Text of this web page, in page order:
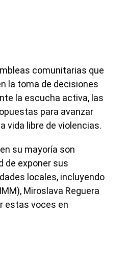
comunitarias que
la toma de decisiones
la escucha activa, las
para avanzar
vida libre de violencias.
su mayoría son
de exponer sus
locales, incluyendo
Miroslava Reguera
estas voces en